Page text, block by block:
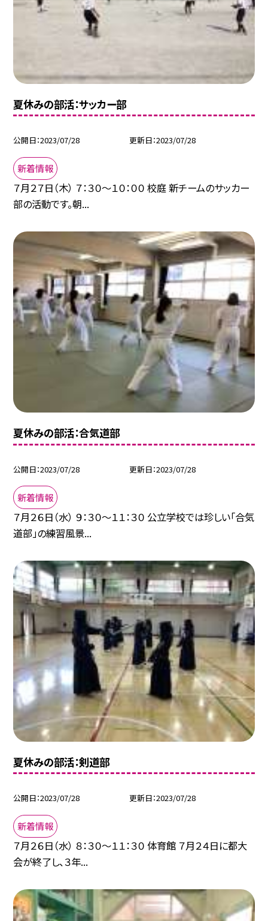
夏休みの部活：サッカー部
公開日 2023/07/28 更新日 2023/07/28
新着情報
７月２７日（木） ７：３０〜１０：００ 校庭 新チームのサッカー
部の活動です。朝...
夏休みの部活：合気道部
公開日 2023/07/28 更新日 2023/07/28
新着情報
７月２６日（水） ９：３０〜１１：３０ 公立学校では珍しい「合気
道部」の練習風景...
夏休みの部活：剣道部
公開日 2023/07/28 更新日 2023/07/28
新着情報
７月２６日（水） ８：３０〜１１：３０ 体育館 ７月２４日に都大
会が終了し、３年...